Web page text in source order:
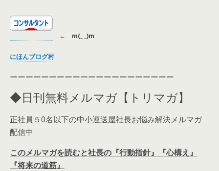
← m(_ _)m
にほんブログ村
ーーーーーーーーーーーーーーーーーーーーー
◆日刊無料メルマガ【トリマガ】
正社員５0名以下の中小運送屋社長お悩み解決メルマガ
配信中
このメルマガを読むと社長の『行動指針』『心構え』
『将来の道筋』